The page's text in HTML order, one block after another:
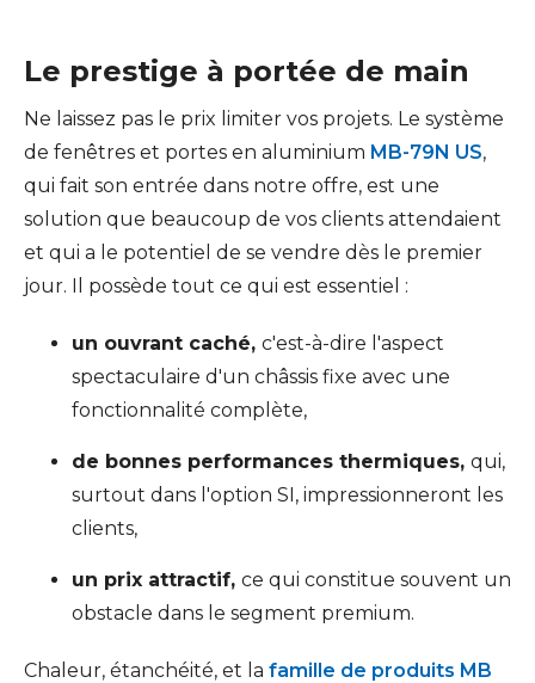
Le prestige à portée de main
Ne laissez pas le prix limiter vos projets. Le système
de fenêtres et portes en aluminium MB-79N US,
qui fait son entrée dans notre offre, est une
solution que beaucoup de vos clients attendaient
et qui a le potentiel de se vendre dès le premier
jour. Il possède tout ce qui est essentiel :
un ouvrant caché, c'est-à-dire l'aspect
spectaculaire d'un châssis fixe avec une
fonctionnalité complète,
de bonnes performances thermiques, qui,
surtout dans l'option SI, impressionneront les
clients,
un prix attractif, ce qui constitue souvent un
obstacle dans le segment premium.
Chaleur, étanchéité, et la famille de produits MB